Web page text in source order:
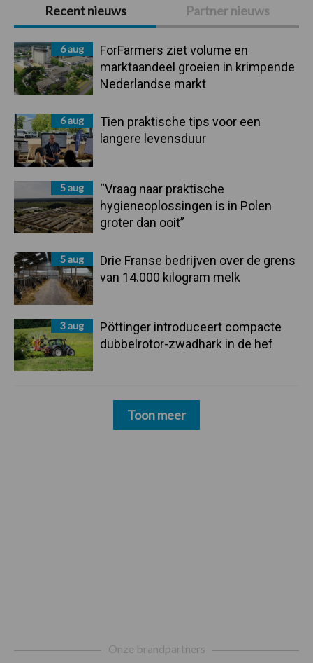
Sidebar
Recent nieuws Partner nieuws
6 aug
ForFarmers ziet volume en
marktaandeel groeien in krimpende
Nederlandse markt
6 aug
Tien praktische tips voor een
langere levensduur
5 aug
“Vraag naar praktische
hygieneoplossingen is in Polen
groter dan ooit”
5 aug
Drie Franse bedrijven over de grens
van 14.000 kilogram melk
3 aug
Pöttinger introduceert compacte
dubbelrotor-zwadhark in de hef
Toon meer
Onze brandpartners